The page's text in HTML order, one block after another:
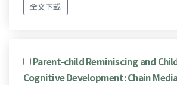
全文下載
Parent-child Reminiscing and
Cognitive Development: Chain